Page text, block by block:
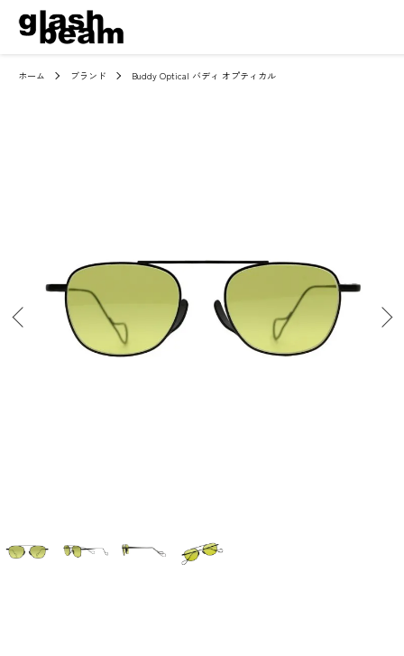
ホーム ブランド Buddy Optical バディ オプティカル